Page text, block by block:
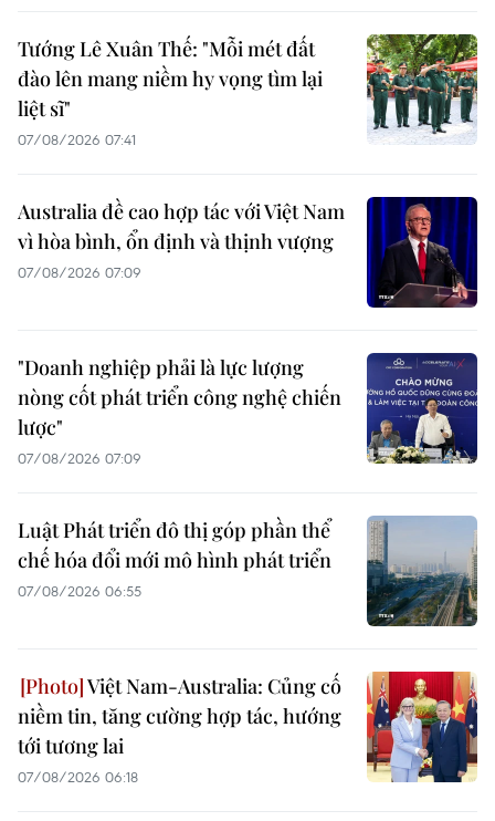
Tướng Lê Xuân Thế: "Mỗi mét đất
đào lên mang niềm hy vọng tìm lại
liệt sĩ"
07/08/2026 07:41
Australia đề cao hợp tác với Việt Nam
vì hòa bình, ổn định và thịnh vượng
07/08/2026 07:09
"Doanh nghiệp phải là lực lượng
nòng cốt phát triển công nghệ chiến
lược"
07/08/2026 07:09
Luật Phát triển đô thị góp phần thể
chế hóa đổi mới mô hình phát triển
07/08/2026 06:55
Việt Nam-Australia: Củng cố
niềm tin, tăng cường hợp tác, hướng
tới tương lai
07/08/2026 06:18